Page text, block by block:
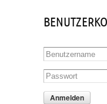
Benutzername
Passwort